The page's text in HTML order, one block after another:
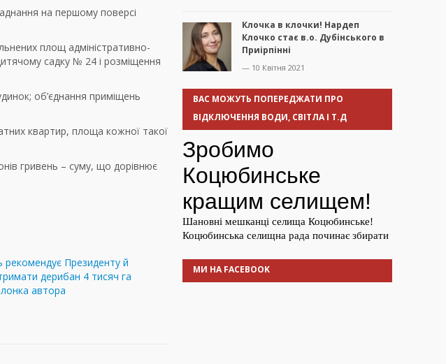
на першому поверсі
площ адміністративно-
садку № 24 і розміщення
об’єднання приміщень
квартир, площа кожної такої
гривень – суму, що дорівнює
рекомендує Президенту й
дерибан 4 тисяч га
автора
Клочка в клочки! Нардеп
Клочко стає в.о. Дубінського в
Приірпінні
— 10 Квітня 2021
ВАС МОЖУТЬ ПОПЕРЕДЖАТИ ПРО
ВІДКЛЮЧЕННЯ ВОДИ, СВІТЛА І Т.Д
МИ НА FACEBOOK